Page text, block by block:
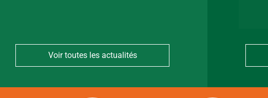
Voir toutes les actualités